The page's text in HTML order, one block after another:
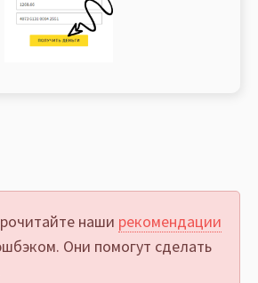
наши рекомендации
Они помогут сделать